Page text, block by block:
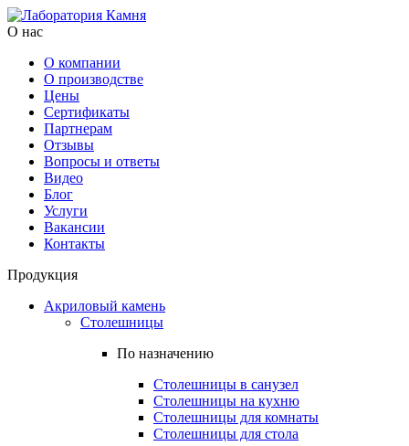
О нас
О компании
О производстве
Цены
Cертификаты
Партнерам
Отзывы
Вопросы и ответы
Видео
Блог
Услуги
Вакансии
Контакты
Продукция
Акриловый камень
Столешницы
По назначению
Столешницы в санузел
Столешницы на кухню
Столешницы для комнаты
Столешницы для стола